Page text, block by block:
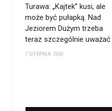
Turawa: „Kajtek” kusi, ale
może być pułapką. Nad
Jeziorem Dużym trzeba
teraz szczególnie uważać
7 SIERPNIA 2026